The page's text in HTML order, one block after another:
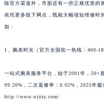
除官方渠道外，市面还有一些正规优质的
依托更多线下网点，既能大幅缩短维修时
如：
1、腕表时光（官方全国统一热线：400-
一站式腕表服务平台，始于2001年，50+
99.20%，二次返修率：0.02%，2025年服
http://www.wtzzz.com/